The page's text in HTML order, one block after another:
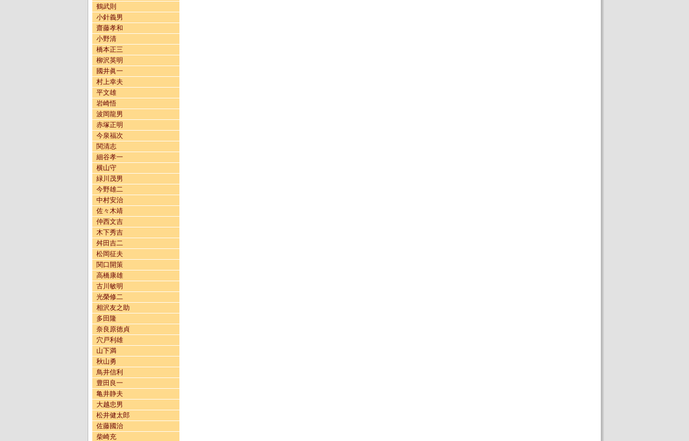
鶴武則
小針義男
齋藤孝和
小野清
橋本正三
柳沢英明
國井眞一
村上幸夫
平文雄
岩崎悟
波岡龍男
赤塚正明
今泉福次
関清志
細谷孝一
横山守
緑川茂男
今野雄二
中村安治
佐々木靖
仲西文吉
木下秀吉
舛田吉二
松岡征夫
関口開策
高橋康雄
古川敏明
光榮修二
相沢友之助
多田隆
奈良原徳貞
穴戸利雄
山下満
秋山勇
鳥井信利
豊田良一
亀井静夫
大越忠男
松井健太郎
佐藤國治
柴崎充